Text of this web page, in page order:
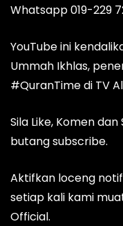
Whatsapp 019-229
YouTube ini
Ummah Ikhlas,
#QuranTime di TV
Sila Like, Komen
butang subscribe.
Aktifkan loceng
setiap kali kami
Official.